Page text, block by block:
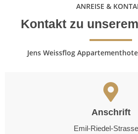
ANREISE &
Kontakt zu
Jens Weissflog
Anschrift
Emil-Riedel-